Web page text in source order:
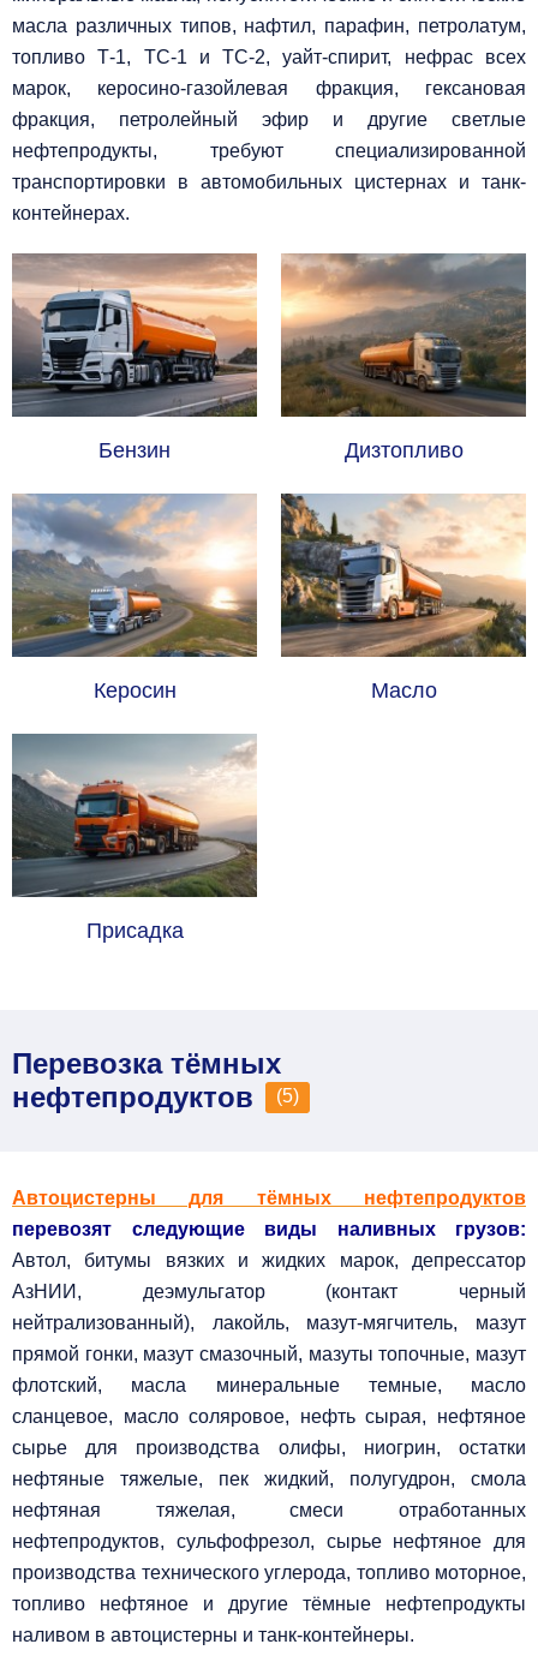
масла различных типов, нафтил, парафин, петролатум,
топливо Т-1, ТС-1 и ТС-2, уайт-спирит, нефрас всех
марок, керосино-газойлевая фракция, гексановая
фракция, петролейный эфир и другие светлые
нефтепродукты, требуют специализированной
транспортировки в автомобильных цистернах и танк-
контейнерах.
Бензин Дизтопливо
Керосин Масло
Присадка
Перевозка тёмных
нефтепродуктов
(5)
Автоцистерны для тёмных нефтепродуктов
перевозят следующие виды наливных грузов:
Автол, битумы вязких и жидких марок, депрессатор
АзНИИ, деэмульгатор (контакт черный
нейтрализованный), лакойль, мазут-мягчитель, мазут
прямой гонки, мазут смазочный, мазуты топочные, мазут
флотский, масла минеральные темные, масло
сланцевое, масло соляровое, нефть сырая, нефтяное
сырье для производства олифы, ниогрин, остатки
нефтяные тяжелые, пек жидкий, полугудрон, смола
нефтяная тяжелая, смеси отработанных
нефтепродуктов, сульфофрезол, сырье нефтяное для
производства технического углерода, топливо моторное,
топливо нефтяное и другие тёмные нефтепродукты
наливом в автоцистерны и танк-контейнеры.